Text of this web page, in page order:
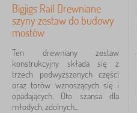
Bigjigs Rail Drewniane
szyny zestaw do budowy
mostów
Ten drewniany zestaw
konstrukcyjny składa się z
trzech podwyższonych części
oraz torów wznoszących się i
opadających. Oto szansa dla
młodych, zdolnych...